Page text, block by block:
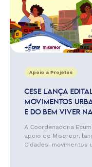
Apoio a Projetos
CESE LANÇA
MOVIMENTOS
E DO BEM VIVER
A Coordenadoria
apoio de Misereor,
Cidades: movimentos